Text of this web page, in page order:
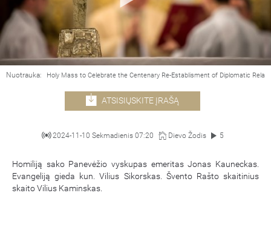
Nuotrauka: Holy Mass to Celebrate the Centenary Re-Establisment of Diplomatic
ATSISIŲSKITE ĮRAŠĄ
2024-11-10 Sekmadienis 07:20 Dievo Žodis 5
Homiliją sako Panevėžio vyskupas emeritas Jonas Kauneckas.
Evangeliją gieda kun. Vilius Sikorskas. Švento Rašto skaitinius
skaito Vilius Kaminskas.